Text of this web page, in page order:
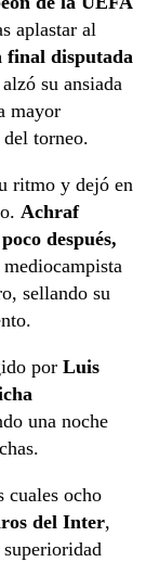
aplastar al
final disputada
su ansiada
mayor
torneo.
ritmo y dejó en
Achraf
después,
sellando su
por Luis
una noche
cuales ocho
del Inter,